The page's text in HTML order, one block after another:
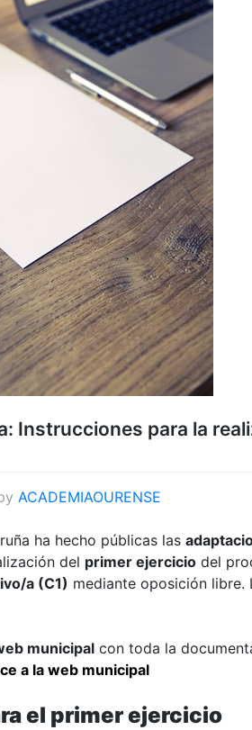
Instrucciones para la
ACADEMIAOURENSE
ha hecho públicas las
del primer ejercicio del
a (C1) mediante oposición libre.
municipal con toda la
a la web municipal
el primer ejercicio